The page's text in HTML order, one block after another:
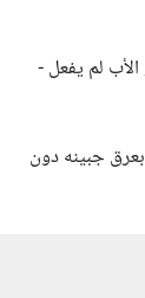
لو الأب لم يفعل -
بعرق جبينه دون